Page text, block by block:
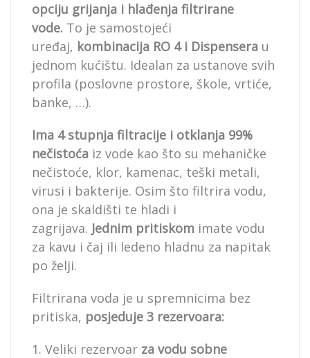
opciju grijanja i hlađenja filtrirane
vode. To je samostojeći
uređaj, kombinacija RO 4 i Dispensera u
jednom kućištu. Idealan za ustanove svih
profila (poslovne prostore, škole, vrtiće,
banke, …).
Ima 4 stupnja filtracije i otklanja 99%
nečistoća iz vode kao što su mehaničke
nečistoće, klor, kamenac, teški metali,
virusi i bakterije. Osim što filtrira vodu,
ona je skaldišti te hladi i
zagrijava. Jednim pritiskom imate vodu
za kavu i čaj ili ledeno hladnu za napitak
po želji.
Filtrirana voda je u spremnicima bez
pritiska, posjeduje 3 rezervoara:
1. Veliki rezervoar za vodu sobne